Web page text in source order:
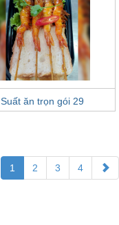
Suất ăn trọn gói 29
1 2 3 4